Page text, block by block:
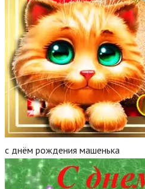
с днём рождения машенька